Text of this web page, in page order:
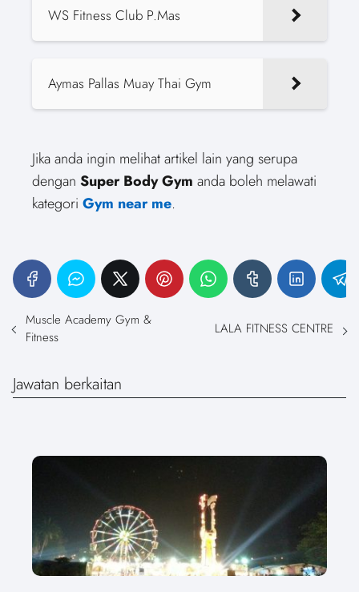
WS Fitness Club P.Mas
Aymas Pallas Muay Thai Gym
Jika anda ingin melihat artikel lain yang serupa
dengan Super Body Gym anda boleh melawati
kategori Gym near me.
Muscle Academy Gym &
Fitness
LALA FITNESS CENTRE
Jawatan berkaitan